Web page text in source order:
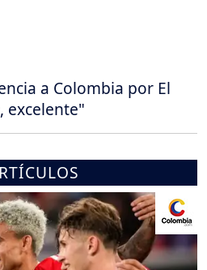
a Colombia por El
excelente"